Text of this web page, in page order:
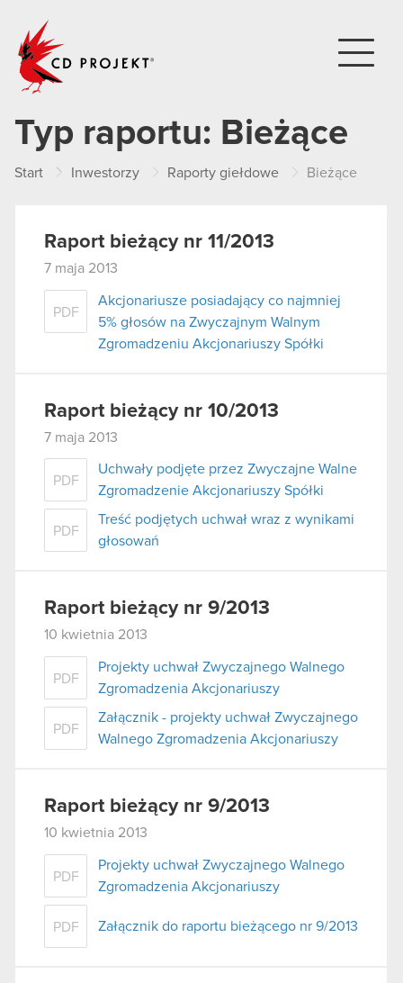
Typ raportu: Bieżące
Start Inwestorzy Raporty giełdowe Bieżące
Raport bieżący nr 11/2013
7 maja 2013
PDF
Akcjonariusze posiadający co najmniej
5% głosów na Zwyczajnym Walnym
Zgromadzeniu Akcjonariuszy Spółki
Raport bieżący nr 10/2013
7 maja 2013
PDF
Uchwały podjęte przez Zwyczajne Walne
Zgromadzenie Akcjonariuszy Spółki
PDF
Treść podjętych uchwał wraz z wynikami
głosowań
Raport bieżący nr 9/2013
10 kwietnia 2013
PDF
Projekty uchwał Zwyczajnego Walnego
Zgromadzenia Akcjonariuszy
PDF
Załącznik - projekty uchwał Zwyczajnego
Walnego Zgromadzenia Akcjonariuszy
Raport bieżący nr 9/2013
10 kwietnia 2013
PDF
Projekty uchwał Zwyczajnego Walnego
Zgromadzenia Akcjonariuszy
PDF Załącznik do raportu bieżącego nr 9/2013